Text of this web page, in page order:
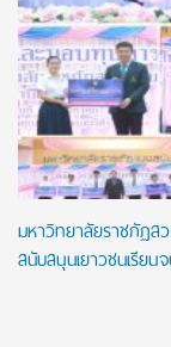
มหาวิทยาลัยราชภัฏ
สนับสนุนเยาวชนเรีย